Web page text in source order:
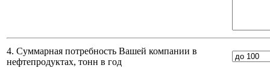
4. Суммарная потребность Вашей компании в
нефтепродуктах, тонн в год